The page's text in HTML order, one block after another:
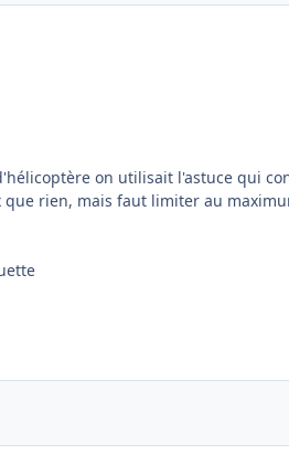
on utilisait l'astuce qui
rien, mais faut limiter au